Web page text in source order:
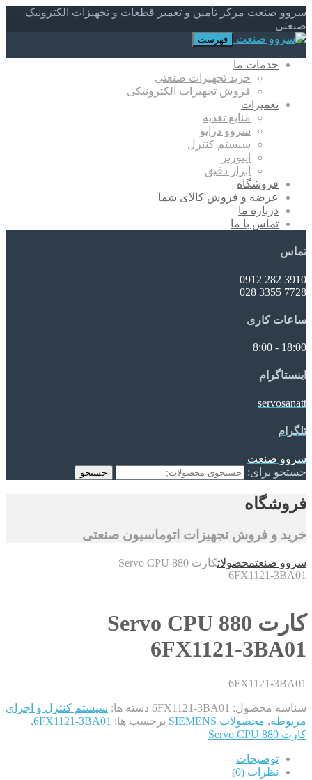
سروو صنعت مرکز تأمین و تعمیر قطعات و تجهیزات الکترونیک
صنعتی
فهرست
خدمات ما
خرید تجهیزات صنعتی
فروش تجهیزات الکترونیکی
تعمیرات
منابع تغذیه
سروو درایو
سیستم کنترل
اینورتر
ابزار دقیق
فروشگاه
عرضه و فروش کالای شما
درباره ما
تماس با ما
تماس
3910 282 0912
7728 3355 028
ساعات کاری
18:00 - 8:00
اینستاگرام
servosanatt
تلگرام
سروو صنعت
جستجو برای:
جستجو
فروشگاه
خرید و فروش تجهیزات اتوماسیون صنعتی
سروو صنعتمحصولاتکارت Servo CPU 880
6FX1121-3BA01
کارت Servo CPU 880
6FX1121-3BA01
6FX1121-3BA01
شناسه محصول: 6FX1121-3BA01 دسته ها: سیستم کنترل و اجزای
مربوطه, محصولات SIEMENS برچسب ها: 6FX1121-3BA01
,
کارت Servo CPU 880
توضیحات
نظرات (0)